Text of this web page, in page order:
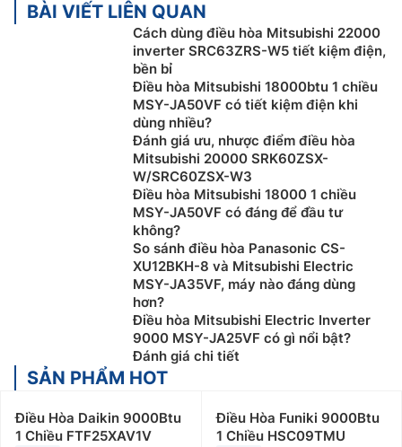
BÀI VIẾT LIÊN QUAN
Cách dùng điều hòa Mitsubishi 22000
inverter SRC63ZRS-W5 tiết kiệm điện,
bền bỉ
Điều hòa Mitsubishi 18000btu 1 chiều
MSY-JA50VF có tiết kiệm điện khi
dùng nhiều?
Đánh giá ưu, nhược điểm điều hòa
Mitsubishi 20000 SRK60ZSX-
W/SRC60ZSX-W3
Điều hòa Mitsubishi 18000 1 chiều
MSY-JA50VF có đáng để đầu tư
không?
So sánh điều hòa Panasonic CS-
XU12BKH-8 và Mitsubishi Electric
MSY-JA35VF, máy nào đáng dùng
hơn?
Điều hòa Mitsubishi Electric Inverter
9000 MSY-JA25VF có gì nổi bật?
Đánh giá chi tiết
SẢN PHẨM HOT
Điều Hòa Daikin 9000Btu
1 Chiều FTF25XAV1V
Điều Hòa Funiki 9000Btu
1 Chiều HSC09TMU